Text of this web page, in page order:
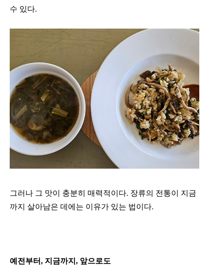
수 있다.
그러나 그 맛이 충분히 매력적이다. 장류의 전통이 지금
까지 살아남은 데에는 이유가 있는 법이다.
예전부터, 지금까지, 앞으로도